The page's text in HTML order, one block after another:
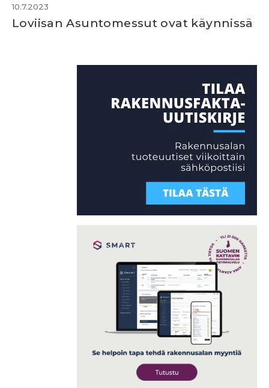
10.7.2023
Loviisan Asuntomessut ovat käynnissä